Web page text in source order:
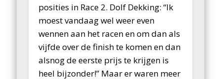
posities in Race 2. Dolf Dekking: “Ik
moest vandaag wel weer even
wennen aan het racen en om dan als
vijfde over de finish te komen en dan
alsnog de eerste prijs te krijgen is
heel bijzonder!” Maar er waren meer